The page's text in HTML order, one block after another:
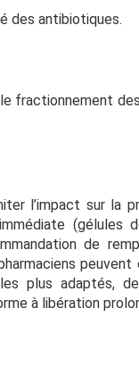
des antibiotiques.
des
l’impact sur la
de
plus adaptés,
à libération